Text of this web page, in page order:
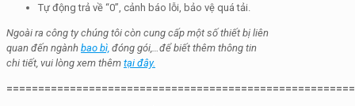
Tự động trả về “0”, cảnh báo lỗi, bảo vệ quá tải.
Ngoài ra công ty chúng tôi còn cung cấp một số thiết bị liên
quan đến ngành bao bì, đóng gói,…để biết thêm thông tin
chi tiết, vui lòng xem thêm tại đây.